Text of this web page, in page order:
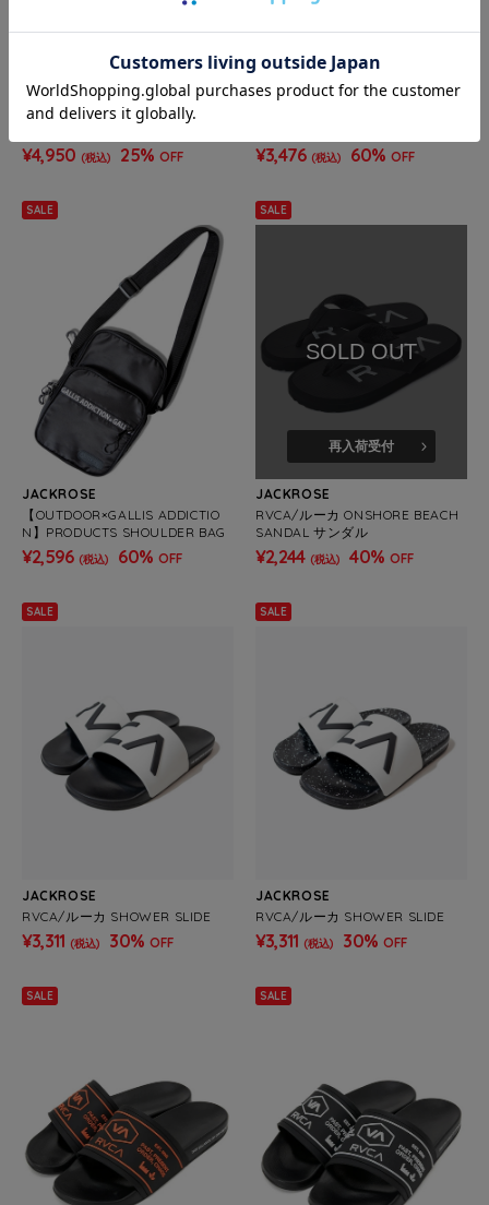
JACKROSE
【63ANGEL×GALFY×GALLIS ADD
¥4,950 (税込) 25% OFF
JACKROSE
¥3,476 (税込) 60% OFF
SALE
JACKROSE
【OUTDOOR×GALLIS ADDICTIO
N】PRODUCTS SHOULDER BAG
¥2,596 (税込) 60% OFF
SALE
SOLD OUT
再入荷受付
JACKROSE
RVCA/ルーカ ONSHORE BEACH
SANDAL サンダル
¥2,244 (税込) 40% OFF
SALE
JACKROSE
RVCA/ルーカ SHOWER SLIDE
¥3,311 (税込) 30% OFF
SALE
JACKROSE
RVCA/ルーカ SHOWER SLIDE
¥3,311 (税込) 30% OFF
SALE SALE